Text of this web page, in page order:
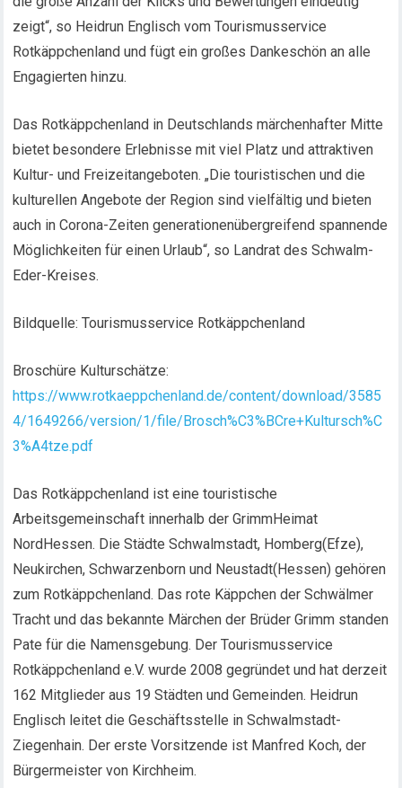
zeigt“, so Heidrun Englisch vom Tourismusservice
Rotkäppchenland und fügt ein großes Dankeschön an alle
Engagierten hinzu.
Das Rotkäppchenland in Deutschlands märchenhafter Mitte
bietet besondere Erlebnisse mit viel Platz und attraktiven
Kultur- und Freizeitangeboten. „Die touristischen und die
kulturellen Angebote der Region sind vielfältig und bieten
auch in Corona-Zeiten generationenübergreifend spannende
Möglichkeiten für einen Urlaub“, so Landrat des Schwalm-
Eder-Kreises.
Bildquelle: Tourismusservice Rotkäppchenland
Broschüre Kulturschätze:
https://www.rotkaeppchenland.de/content/download/3585
4/1649266/version/1/file/Brosch%C3%BCre+Kultursch%C
3%A4tze.pdf
Das Rotkäppchenland ist eine touristische
Arbeitsgemeinschaft innerhalb der GrimmHeimat
NordHessen. Die Städte Schwalmstadt, Homberg(Efze),
Neukirchen, Schwarzenborn und Neustadt(Hessen) gehören
zum Rotkäppchenland. Das rote Käppchen der Schwälmer
Tracht und das bekannte Märchen der Brüder Grimm standen
Pate für die Namensgebung. Der Tourismusservice
Rotkäppchenland e.V. wurde 2008 gegründet und hat derzeit
162 Mitglieder aus 19 Städten und Gemeinden. Heidrun
Englisch leitet die Geschäftsstelle in Schwalmstadt-
Ziegenhain. Der erste Vorsitzende ist Manfred Koch, der
Bürgermeister von Kirchheim.